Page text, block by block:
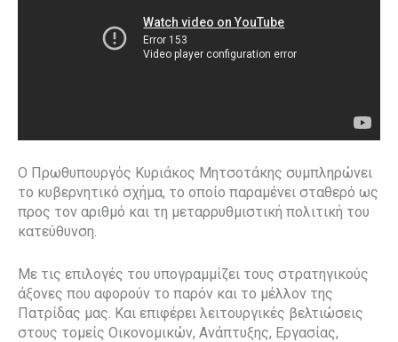
Ο Πρωθυπουργός Κυριάκος Μητσοτάκης συμπληρώνει
το κυβερνητικό σχήμα, το οποίο παραμένει σταθερό ως
προς τον αριθμό και τη μεταρρυθμιστική πολιτική του
κατεύθυνση.
Με τις επιλογές του υπογραμμίζει τους στρατηγικούς
άξονες που αφορούν το παρόν και το μέλλον της
Πατρίδας μας. Και επιφέρει λειτουργικές βελτιώσεις
στους τομείς Οικονομικών, Ανάπτυξης, Εργασίας,